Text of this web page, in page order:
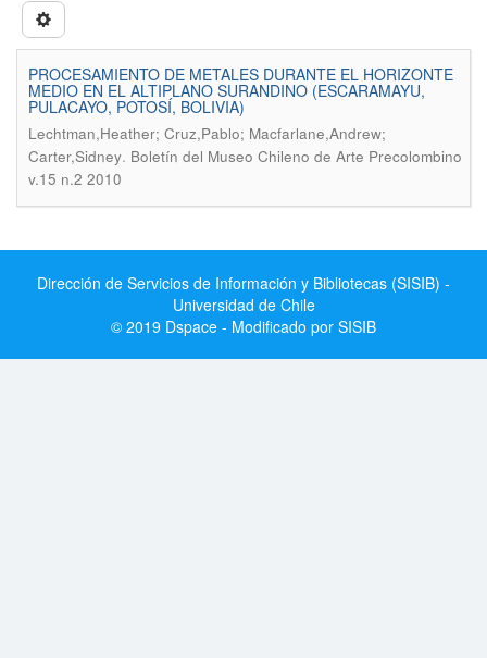
PROCESAMIENTO DE METALES DURANTE EL HORIZONTE
MEDIO EN EL ALTIPLANO SURANDINO (ESCARAMAYU,
PULACAYO, POTOSÍ, BOLIVIA)
Lechtman,Heather; Cruz,Pablo; Macfarlane,Andrew;
Carter,Sidney. Boletín del Museo Chileno de Arte Precolombino
v.15 n.2 2010
Dirección de Servicios de Información y Bibliotecas (SISIB) -
Universidad de Chile
© 2019 Dspace - Modificado por SISIB